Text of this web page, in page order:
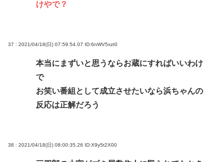
けやで？
37 : 2021/04/18(日) 07:59:54.07 ID:6nWV5xzt0
本当にまずいと思うならお蔵にすればいいわけ
で
お笑い番組として成立させたいなら浜ちゃんの
反応は正解だろう
38 : 2021/04/18(日) 08:00:35.26 ID:X9y5t2X00